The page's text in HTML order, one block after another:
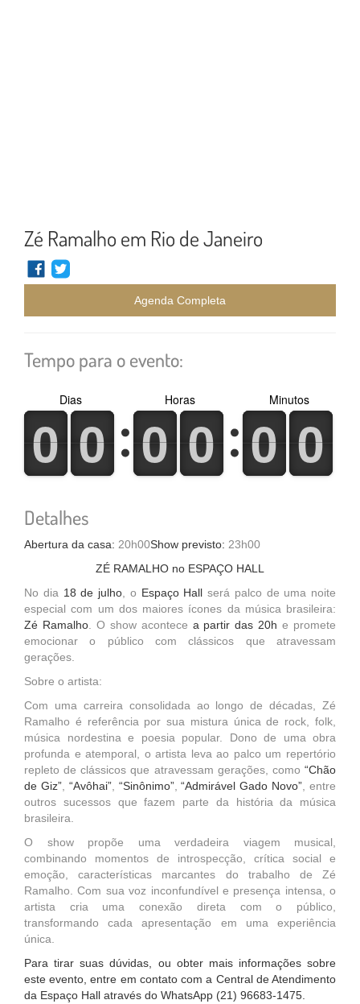
Zé Ramalho em Rio de Janeiro
Agenda Completa
Tempo para o evento:
0
0
1
1 0
0
1
1
Dias
0
0
1
1 0
0
1
1
Horas
0
0
1
1 0
0
1
1
Minutos
Detalhes
Abertura da casa: 20h00Show previsto: 23h00
ZÉ RAMALHO no ESPAÇO HALL
No dia 18 de julho , o Espaço Hall será palco de uma noite
especial com um dos maiores ícones da música brasileira:
Zé Ramalho. O show acontece a partir das 20h e promete
emocionar o público com clássicos que atravessam
gerações.
Sobre o artista:
Com uma carreira consolidada ao longo de décadas, Zé
Ramalho é referência por sua mistura única de rock, folk,
música nordestina e poesia popular. Dono de uma obra
profunda e atemporal, o artista leva ao palco um repertório
repleto de clássicos que atravessam gerações, como “Chão
de Giz”, “Avôhai”, “Sinônimo”,“Admirável Gado Novo” , entre
outros sucessos que fazem parte da história da música
brasileira.
O show propõe uma verdadeira viagem musical,
combinando momentos de introspecção, crítica social e
emoção, características marcantes do trabalho de Zé
Ramalho. Com sua voz inconfundível e presença intensa, o
artista cria uma conexão direta com o público,
transformando cada apresentação em uma experiência
única.
Para tirar suas dúvidas, ou obter mais informações sobre
este evento, entre em contato com a Central de Atendimento
da Espaço Hall através do WhatsApp (21) 96683-1475